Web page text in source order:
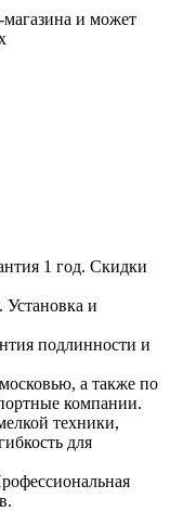
магазина и может
1 год. Скидки
Установка и
подлинности и
а также по
компании.
техники,
для